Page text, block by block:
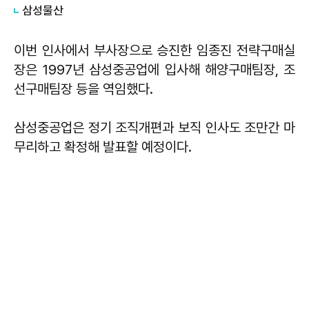
삼성물산
이번 인사에서 부사장으로 승진한 임종진 전략구매실
장은 1997년 삼성중공업에 입사해 해양구매팀장, 조
선구매팀장 등을 역임했다.
삼성중공업은 정기 조직개편과 보직 인사도 조만간 마
무리하고 확정해 발표할 예정이다.